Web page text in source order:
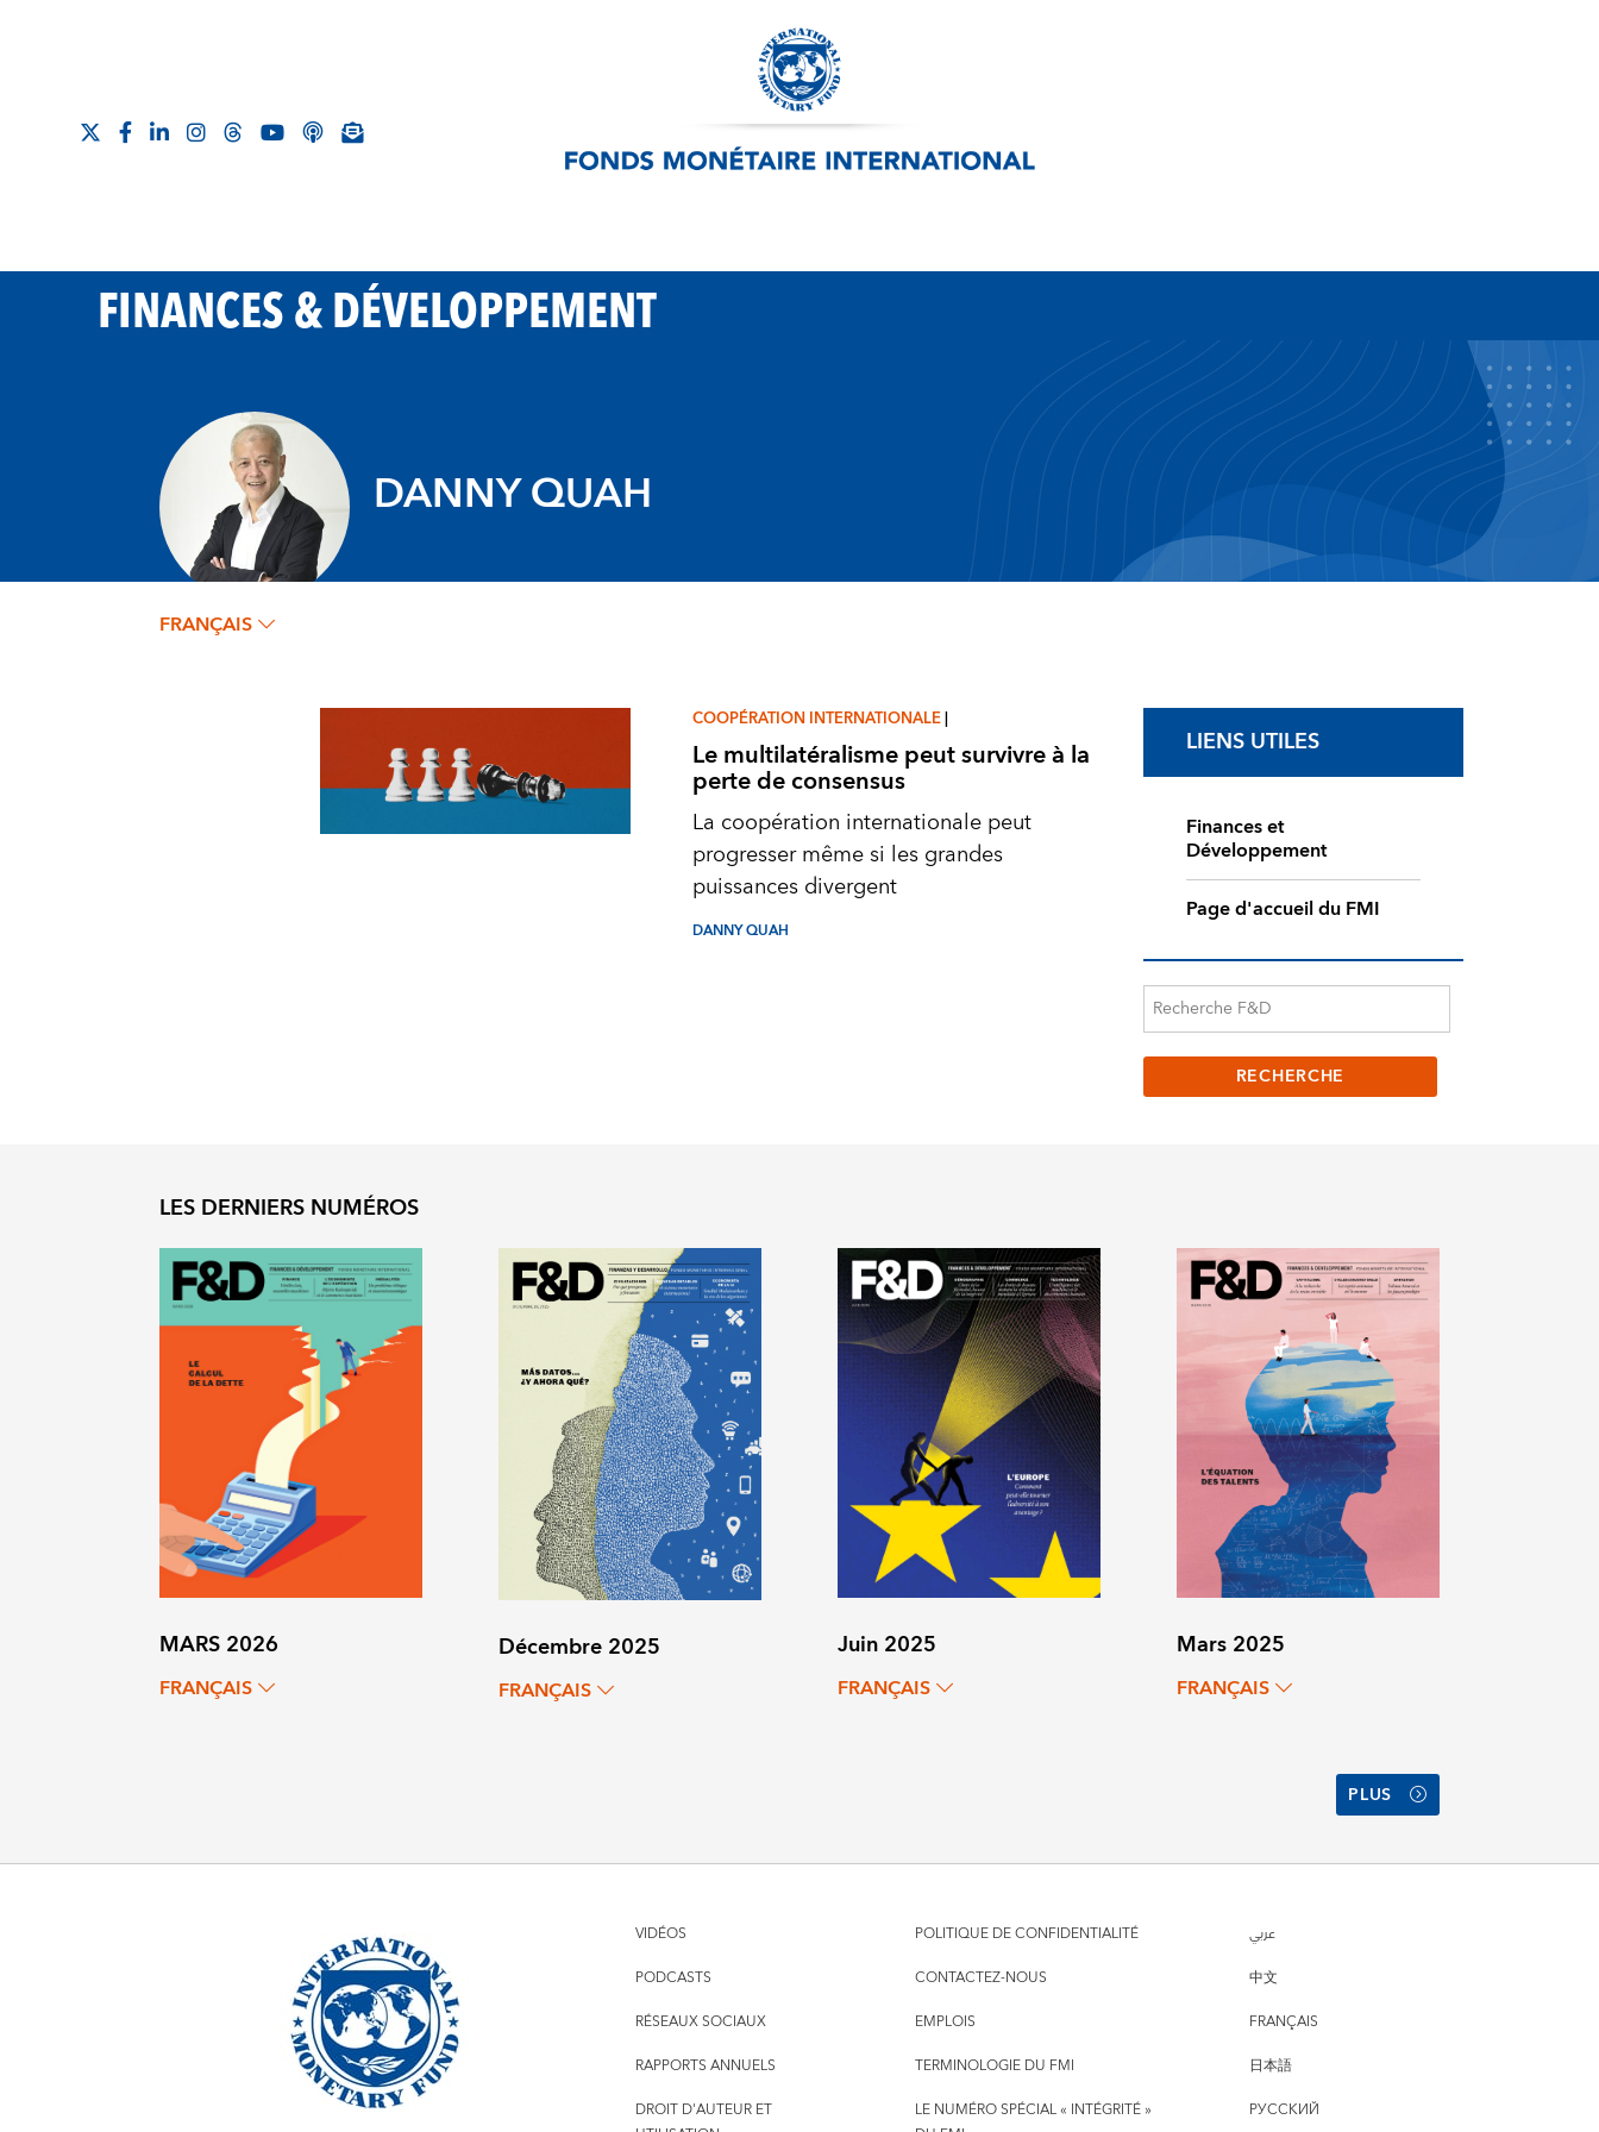
FINANCES & DÉVELOPPEMENT
DANNY QUAH
FRANÇAIS
COOPÉRATION INTERNATIONALE|
Le multilatéralisme peut survivre à la
perte de consensus
La coopération internationale peut
progresser même si les grandes
puissances divergent
DANNY QUAH
LIENS UTILES
Finances et
Développement
Page d'accueil du FMI
LES DERNIERS NUMÉROS
MARS 2026
FRANÇAIS
Décembre 2025
FRANÇAIS
Juin 2025
FRANÇAIS
Mars 2025
FRANÇAIS
PLUS
VIDÉOS
PODCASTS
RÉSEAUX SOCIAUX
RAPPORTS ANNUELS
DROIT D'AUTEUR ET
POLITIQUE DE CONFIDENTIALITÉ
CONTACTEZ-NOUS
EMPLOIS
TERMINOLOGIE DU FMI
LE NUMÉRO SPÉCIAL « INTÉGRITÉ »
عربي
中文
FRANÇAIS
日本語
РУССКИЙ